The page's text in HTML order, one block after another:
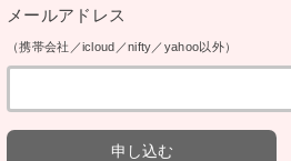
メールアドレス
（携帯会社／icloud／nifty／yahoo以外）